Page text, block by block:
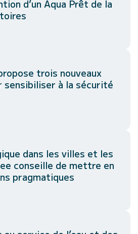
d’un Aqua Prêt de la
trois nouveaux
sensibiliser à la sécurité
dans les villes et les
conseille de mettre en
pragmatiques